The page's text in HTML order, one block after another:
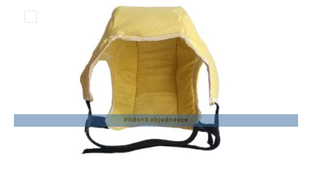
Přidat k objednávce